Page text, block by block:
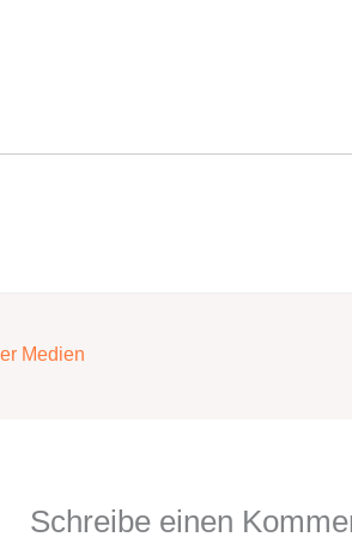
Medien
Schreibe einen